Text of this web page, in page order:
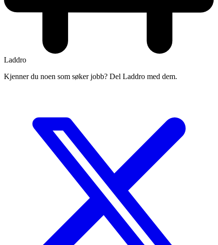
Laddro
Kjenner du noen som søker jobb? Del Laddro med dem.